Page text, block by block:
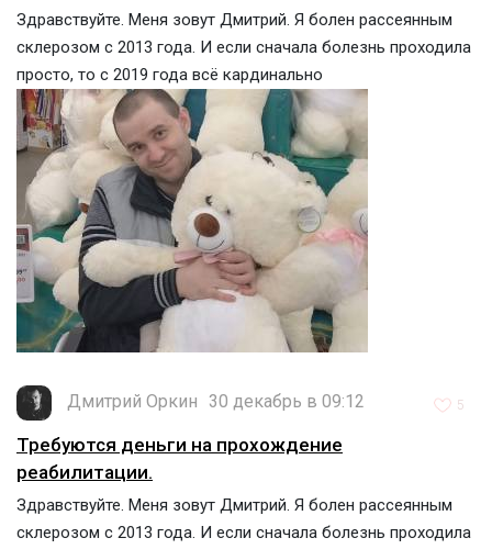
Здравствуйте. Меня зовут Дмитрий. Я болен рассеянным
склерозом с 2013 года. И если сначала болезнь проходила
просто, то с 2019 года всё кардинально
Дмитрий Оркин 30 декабрь в 09:12 5
Требуются деньги на прохождение
реабилитации.
Здравствуйте. Меня зовут Дмитрий. Я болен рассеянным
склерозом с 2013 года. И если сначала болезнь проходила